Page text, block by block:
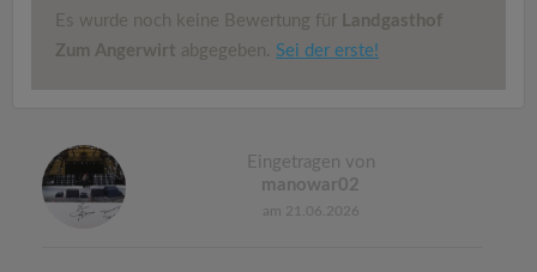
Es wurde noch keine Bewertung für Landgasthof
Zum Angerwirt abgegeben. Sei der erste!
Eingetragen von
manowar02
am 21.06.2026